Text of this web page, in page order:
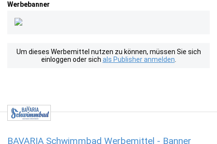
Werbebanner
Um dieses Werbemittel nutzen zu können, müssen Sie sich
einloggen oder sich als Publisher anmelden
BAVARIA Schwimmbad Werbemittel - Banner